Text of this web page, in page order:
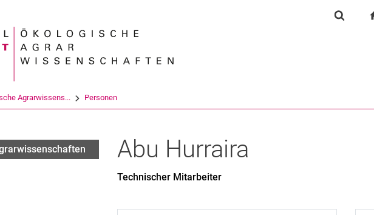
Springe direkt zu: Inhalt
Springe direkt zu: Suche
Springe direkt zu:
Suchbegriff
Agrarwissens... Personen
Abu Hurraira
Technischer Mitarbeiter